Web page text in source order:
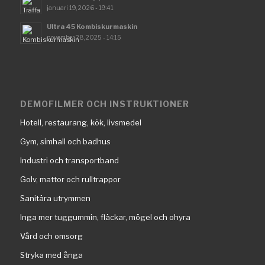
januari 19, 2026 - 19:41
Ultra 45 Kombiskurmaskin
november 28, 2025 - 14:15
DEMOFILMER OCH INSTRUKTIONER
Hotell, restaurang, kök, livsmedel
Gym, simhall och badhus
Industri och transportband
Golv, mattor och rulltrappor
Sanitära utrymmen
Inga mer tuggummin, fläckar, mögel och ohyra
Vård och omsorg
Stryka med ånga